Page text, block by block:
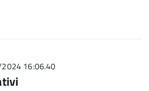
16:06.40